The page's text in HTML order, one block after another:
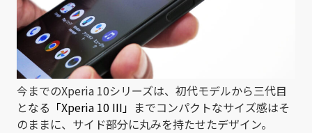
今までのXperia 10シリーズは、初代モデルから三代目
となる 「Xperia 10 III」 までコンパクトなサイズ感はそ
のままに、サイド部分に丸みを持たせたデザイン。